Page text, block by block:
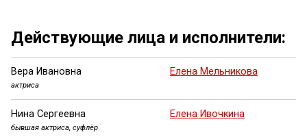
Действующие лица и исполнители:
Вера Ивановна
актриса
Елена Мельникова
Нина Сергеевна
бывшая актриса, суфлёр
Елена Ивочкина